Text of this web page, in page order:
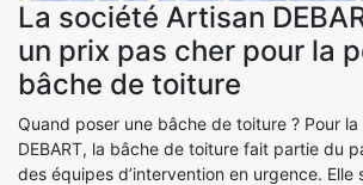
La société Artisan
un prix pas cher pour la
bâche de toiture
Quand poser une bâche de toiture ? Pour
DEBART, la bâche de toiture fait partie du
des équipes d’intervention en urgence. Elle